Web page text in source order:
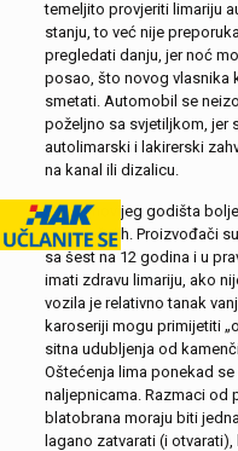
temeljito provjeriti limariju
stanju, to već nije
pregledati danju, jer noć
posao, što novog vlasnika
smetati. Automobil se
poželjno sa svjetiljkom, jer
autolimarski i lakirerski
na kanal ili dizalicu.
Vozila novijeg godišta
nekadašnjih. Proizvođači
sa šest na 12 godina i u
imati zdravu limariju, ako
vozila je relativno tanak
karoseriji mogu primijetiti
sitna udubljenja od
Oštećenja lima ponekad
naljepnicama. Razmaci
blatobrana moraju biti
lagano zatvarati (i